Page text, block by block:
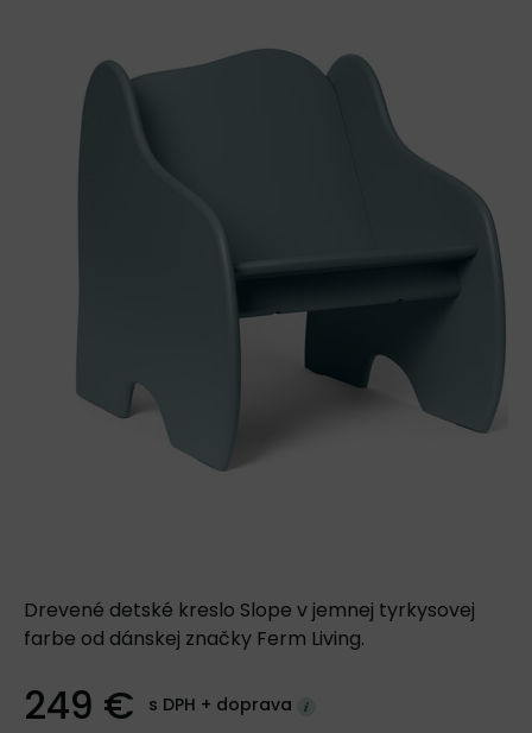
Drevené detské kreslo Slope v jemnej tyrkysovej
farbe od dánskej značky Ferm Living.
249 € s DPH + doprava